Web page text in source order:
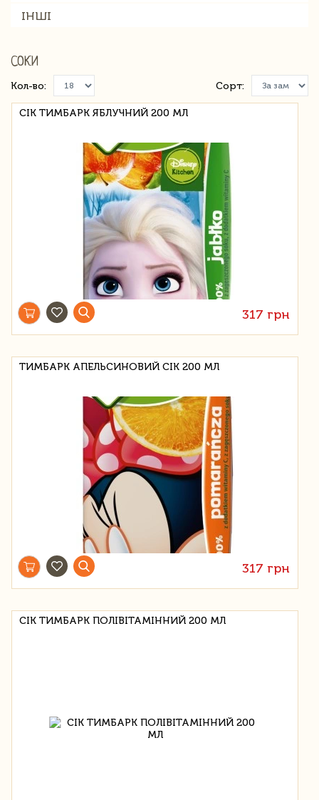
ІНШІ
СОКИ
Кол-во: Сорт:
СІК ТИМБАРК ЯБЛУЧНИЙ 200 МЛ
317 грн
ТИМБАРК АПЕЛЬСИНОВИЙ СІК 200 МЛ
317 грн
СІК ТИМБАРК ПОЛІВІТАМІННИЙ 200 МЛ